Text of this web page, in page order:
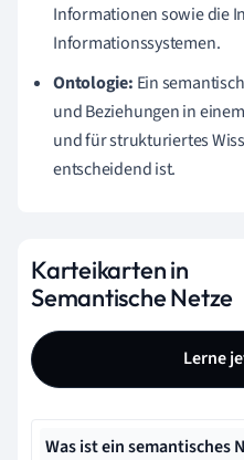
Informationen sowie die
Informationssystemen.
Ontologie: Ein
und Beziehungen in
und für strukturiertes
entscheidend ist.
Karteikarten in
Semantische Netze
Lerne
Was ist ein semantisches